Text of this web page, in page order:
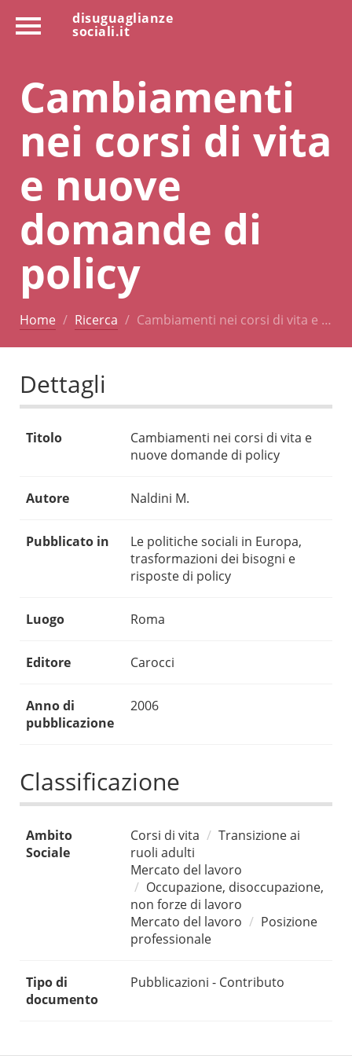
disuguaglianze
sociali.it
Cambiamenti
nei corsi di vita
e nuove
domande di
policy
Home Ricerca Cambiamenti nei corsi di vita e …
Dettagli
Titolo
Cambiamenti nei corsi di vita e
nuove domande di policy
Autore Naldini M.
Pubblicato in
Le politiche sociali in Europa,
trasformazioni dei bisogni e
risposte di policy
Luogo Roma
Editore Carocci
Anno di
pubblicazione
2006
Classificazione
Ambito
Sociale
Corsi di vita
Transizione ai
ruoli adulti
Mercato del lavoro
Occupazione, disoccupazione,
non forze di lavoro
Mercato del lavoro
Posizione
professionale
Tipo di
documento
Pubblicazioni - Contributo